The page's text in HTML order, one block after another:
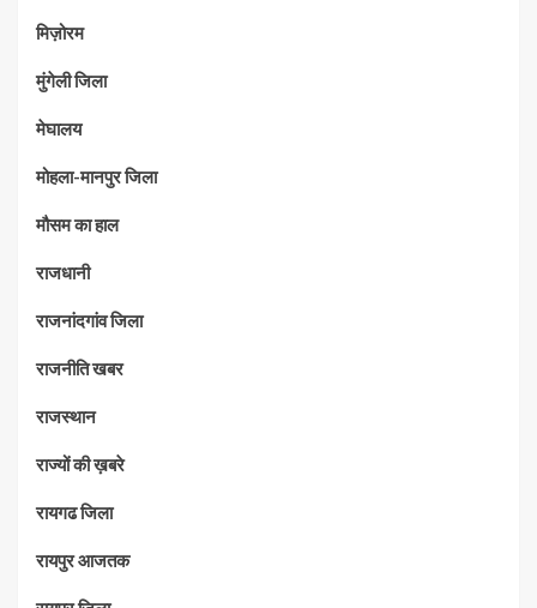
मिज़ोरम
मुंगेली जिला
मेघालय
मोहला-मानपुर जिला
मौसम का हाल
राजधानी
राजनांदगांव जिला
राजनीति खबर
राजस्थान
राज्यों की ख़बरे
रायगढ जिला
रायपुर आजतक